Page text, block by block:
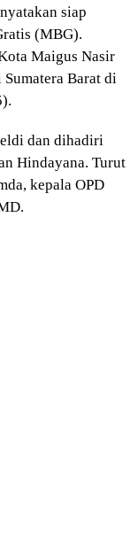
siap
(MBG).
Maigus Nasir
Barat di
dan dihadiri
Hindayana. Turut
kepala OPD